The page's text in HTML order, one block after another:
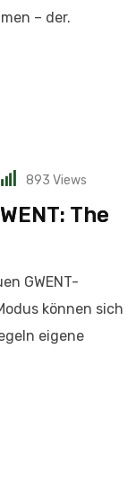
– der.
893 Views
The
GWENT-
können sich
eigene